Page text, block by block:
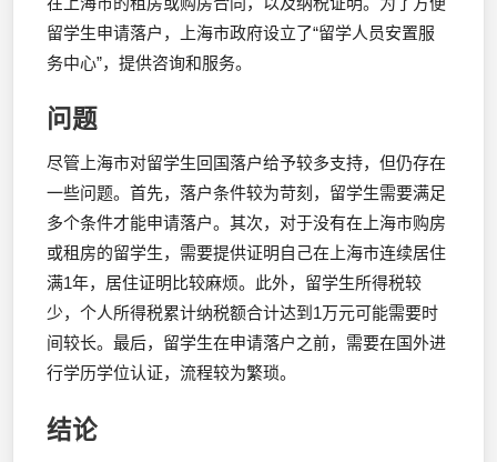
留学生申请落户，上海市政府设立了“留学人员安置服
务中心”，提供咨询和服务。
问题
尽管上海市对留学生回国落户给予较多支持，但仍存在
一些问题。首先，落户条件较为苛刻，留学生需要满足
多个条件才能申请落户。其次，对于没有在上海市购房
或租房的留学生，需要提供证明自己在上海市连续居住
满1年，居住证明比较麻烦。此外，留学生所得税较
少，个人所得税累计纳税额合计达到1万元可能需要时
间较长。最后，留学生在申请落户之前，需要在国外进
行学历学位认证，流程较为繁琐。
结论